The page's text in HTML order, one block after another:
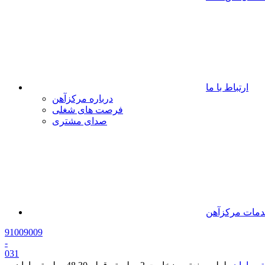
ارتباط با ما
درباره مرکزآهن
فرصت های شغلی
صدای مشتری
مرکزآهن
91009009
-
031